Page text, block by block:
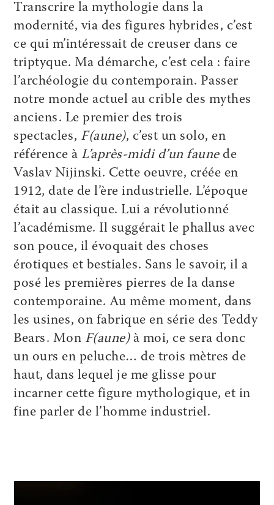
Transcrire la mythologie dans la
modernité, via des figures hybrides, c’est
ce qui m’intéressait de creuser dans ce
triptyque. Ma démarche, c’est cela : faire
l’archéologie du contemporain. Passer
notre monde actuel au crible des mythes
anciens. Le premier des trois
spectacles, F(aune), c’est un solo, en
référence à L’après-midi d’un faunede
Vaslav Nijinski. Cette oeuvre, créée en
1912, date de l’ère industrielle. L’époque
était au classique. Lui a révolutionné
l’académisme. Il suggérait le phallus avec
son pouce, il évoquait des choses
érotiques et bestiales. Sans le savoir, il a
posé les premières pierres de la danse
contemporaine. Au même moment, dans
les usines, on fabrique en série des Teddy
Bears. Mon F(aune)à moi, ce sera donc
un ours en peluche… de trois mètres de
haut, dans lequel je me glisse pour
incarner cette figure mythologique, et in
fine parler de l’homme industriel.